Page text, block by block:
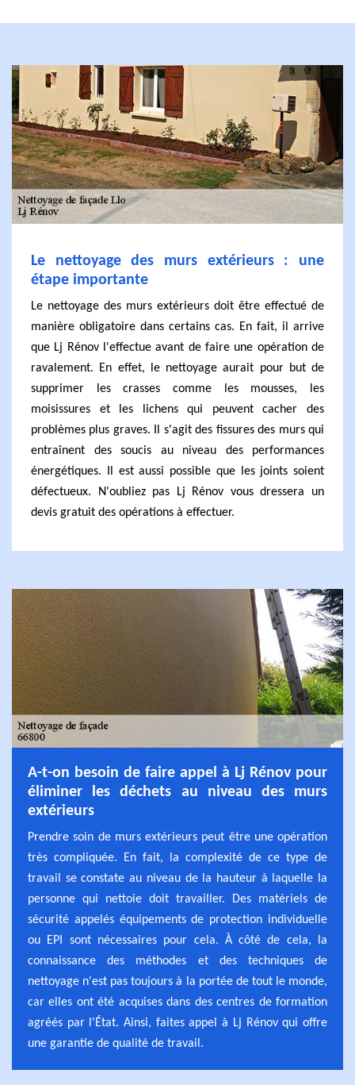
Le nettoyage des murs extérieurs : une
étape importante
Le nettoyage des murs extérieurs doit être effectué de
manière obligatoire dans certains cas. En fait, il arrive
que Lj Rénov l'effectue avant de faire une opération de
ravalement. En effet, le nettoyage aurait pour but de
supprimer les crasses comme les mousses, les
moisissures et les lichens qui peuvent cacher des
problèmes plus graves. Il s'agit des fissures des murs qui
entraînent des soucis au niveau des performances
énergétiques. Il est aussi possible que les joints soient
défectueux. N'oubliez pas Lj Rénov vous dressera un
devis gratuit des opérations à effectuer.
A-t-on besoin de faire appel à Lj Rénov pour
éliminer les déchets au niveau des murs
extérieurs
Prendre soin de murs extérieurs peut être une opération
très compliquée. En fait, la complexité de ce type de
travail se constate au niveau de la hauteur à laquelle la
personne qui nettoie doit travailler. Des matériels de
sécurité appelés équipements de protection individuelle
ou EPI sont nécessaires pour cela. À côté de cela, la
connaissance des méthodes et des techniques de
nettoyage n'est pas toujours à la portée de tout le monde,
car elles ont été acquises dans des centres de formation
agréés par l'État. Ainsi, faites appel à Lj Rénov qui offre
une garantie de qualité de travail.